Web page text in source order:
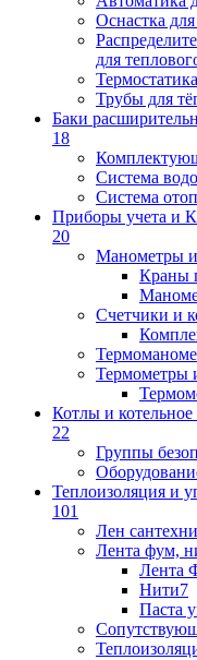
Оснастка
для
Трубы для
Баки
18
Система
Система
Приборы учета и
20
Манометры
Краны
Счетчики и
Термометры
Котлы и котельное
22
Группы
Теплоизоляция и
101
Лен
Лента фум,
Лента
Нити7
Паста